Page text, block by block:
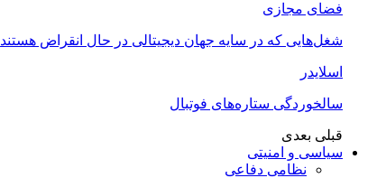
فضای مجازی
شغل‌‌هایی که در سایه جهان دیجیتالی در حال انقراض هستند
اسلایدر
سالخوردگی ستاره‌های فوتبال
قبلی بعدی
سیاسی و امنیتی
نظامی دفاعی